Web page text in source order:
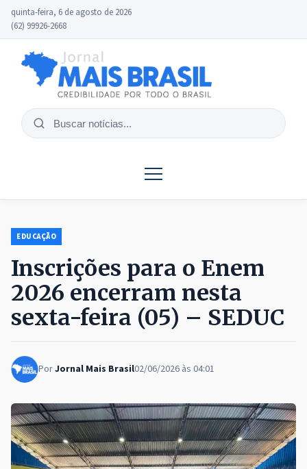
quinta-feira, 6 de agosto de 2026
(62) 99926-2668
Buscar
EDUCAÇÃO
Inscrições para o Enem
2026 encerram nesta
sexta-feira (05) – SEDUC
PorJornal Mais Brasil02/06/2026 às 04:01